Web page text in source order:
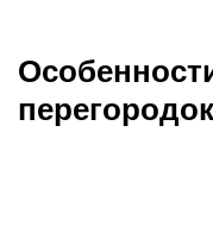
перегородок